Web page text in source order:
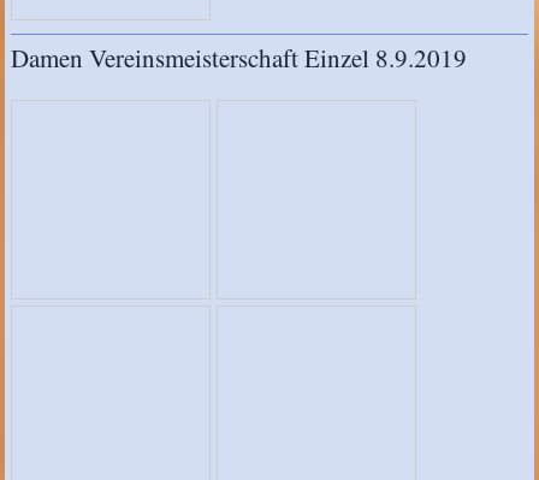
Damen Vereinsmeisterschaft Einzel 8.9.2019